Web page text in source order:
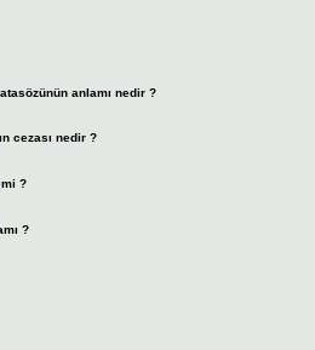
anlamı nedir ?
cezası nedir ?
?
?